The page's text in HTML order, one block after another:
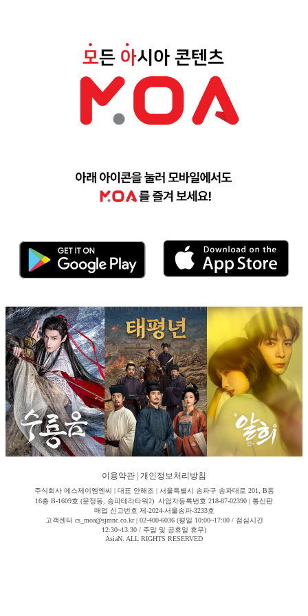
이용약관 개인정보처리방침
주식회사 에스제이엠엔씨 | 대표 안해조 | 서울특별시 송파구 송파대로 201, B동
16층 B-1609호 (문정동, 송파테라타워2) 사업자등록번호 218-87-02390 | 통신판
매업 신고번호 제-2024-서울송파-3233호
고객센터 cs_moa@sjmnc.co.kr | 02-400-6036 (평일 10:00~17:00 / 점심시간
12:30~13:30 / 주말 및 공휴일 휴무)
AsiaN. ALL RIGHTS RESERVED